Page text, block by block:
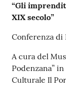
“Gli
XIX secolo”
Conferenza di
A cura del
Podenzana”
Culturale Il